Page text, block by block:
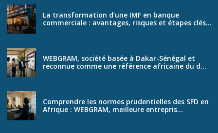
La transformation d’une IMF en banque
commerciale : avantages, risques et étapes clés...
WEBGRAM, société basée à Dakar-Sénégal et
reconnue comme une référence africaine du d...
Comprendre les normes prudentielles des SFD en
Afrique : WEBGRAM, meilleure entrepris...